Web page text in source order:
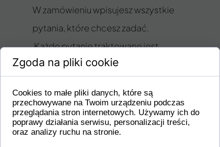
W zamówieniu wpisujesz wszystkie
pytania, które chcesz zadać.
Każde pytanie traktowane jest
indywidualnie.
Ważne informacje
☉nie odpowiadam na pytania o
Zgoda na pliki cookie
Cookies to małe pliki danych, które są
przechowywane na Twoim urządzeniu podczas
przeglądania stron internetowych. Używamy ich do
poprawy działania serwisu, personalizacji treści,
oraz analizy ruchu na stronie.